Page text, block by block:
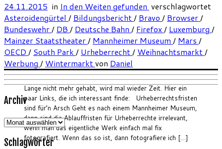
Lange nicht mehr gehabt, wird mal wieder Zeit. Hier ein
paar Links, die ich interessant finde: Urheberrechtsfristen
sind für’n Arsch Geht es nach einem Mannheimer Museum,
dann sind die Ablauffristen für Urheberrechte irrelevant,
wenn man das eigentliche Werk einfach mal fix
fotografiert. Wenn das so ist, dann fotografiere ich […]
24.11.2015 in In den Weiten gefunden verschlagwortet
Asteroidengürtel / Bildungsbericht/ Bravo / Browser/
Bundeswehr/ DB / Deutsche Bahn / Firefox/ Luxemburg /
Mainzer Staatstheater/ Mannheimer Museum / Mars /
OECD / South Park / Urheberrecht/ Weihnachtsmarkt/
Werbung / Wintermarktvon Daniel
Archiv
Archiv
Schlagwörter